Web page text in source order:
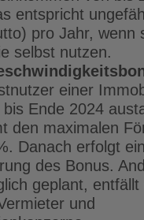
entspricht
pro Jahr, wenn
selbst nutzen.
einer
bis Ende 2024
den maximalen
Danach erfolgt
des Bonus.
geplant, entfällt
und